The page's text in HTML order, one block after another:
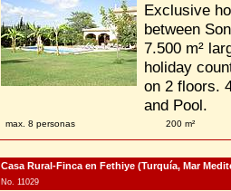
Exclusive
between
7.500 m²
holiday
on 2 floors.
and Pool.
max. 8 personas 200 m²
Casa Rural-Finca en Fethiye (Turquía, Mar
No. 11029